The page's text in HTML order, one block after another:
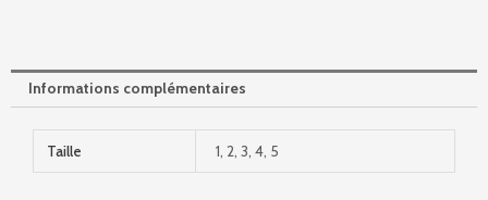
Informations complémentaires
Taille 1, 2, 3, 4, 5